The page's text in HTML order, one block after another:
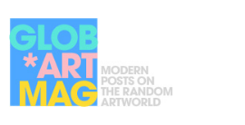
al
contenuto